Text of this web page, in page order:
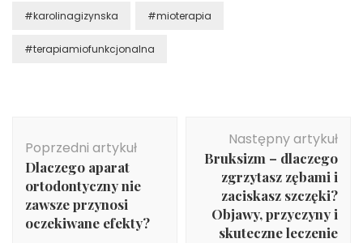
#karolinagizynska #mioterapia
#terapiamiofunkcjonalna
wpisu
Poprzedni artykuł
Dlaczego aparat
ortodontyczny nie
zawsze przynosi
oczekiwane efekty?
Następny artykuł
Bruksizm – dlaczego
zgrzytasz zębami i
zaciskasz szczęki?
Objawy, przyczyny i
skuteczne leczenie